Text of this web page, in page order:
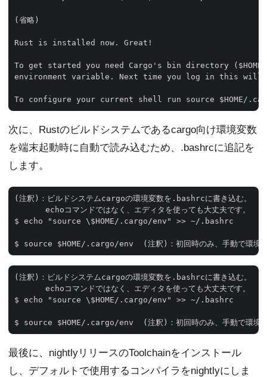
(省略)
Rust is installed now. Great!
To get started you need Cargo's bin directory
environment variable. Next time you log in this will
次に、Rustのビルドシステムであるcargo向け環境変数
を端末起動時に自動で読み込むため、.bashrcに追記を
します。
(注釈)：ビルドシステムcargoの環境変数を.bashrcに書き込む。
echoコマンドではなく、エディタを使っても大丈夫です。
$ echo "source \$HOME/.cargo/env" >> ~/.bashrc
(注釈)：ビルドシステムcargoの環境変数を.bashrcに書き込む。
echoコマンドではなく、エディタを使っても大丈夫です。
$ echo "source \$HOME/.cargo/env" >> ~/.bashrc
最後に、nightlyリリースのToolchainをインストール
し、デフォルトで使用するコンパイラをnightlyにしま